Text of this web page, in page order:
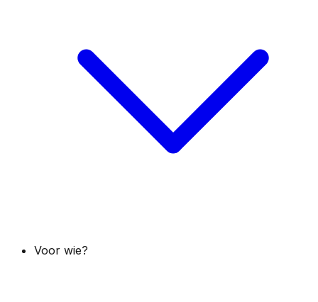
Voor wie?